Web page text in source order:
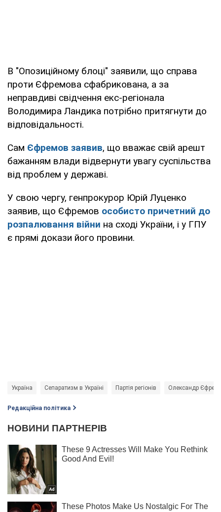
В "Опозиційному блоці" заявили, що справа
проти Єфремова сфабрикована, а за
неправдиві свідчення екс-регіонала
Володимира Ландика потрібно притягнути до
відповідальності.
Сам Єфремов заявив, що вважає свій арешт
бажанням влади відвернути увагу суспільства
від проблем у державі.
У свою чергу, генпрокурор Юрій Луценко
заявив, що Єфремов особисто причетний до
розпалювання війни на сході України, і у ГПУ
є прямі докази його провини.
Україна Сепаратизм в Україні Партія регіонів Олександр
Редакційна політика